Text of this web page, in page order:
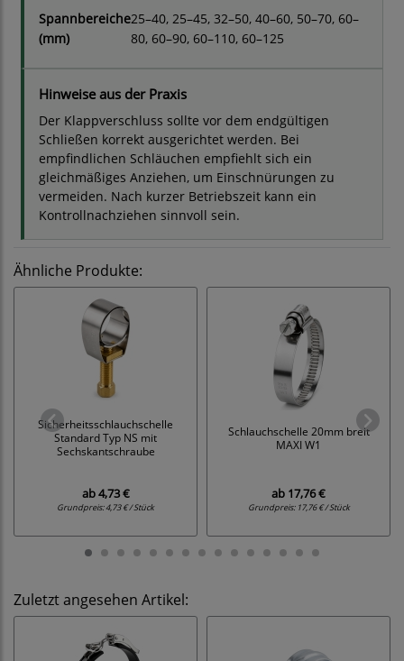
Spannbereiche
(mm)
25–40, 25–45, 32–50, 40–60, 50–70, 60–
80, 60–90, 60–110, 60–125
Hinweise aus der Praxis
Der Klappverschluss sollte vor dem endgültigen
Schließen korrekt ausgerichtet werden. Bei
empfindlichen Schläuchen empfiehlt sich ein
gleichmäßiges Anziehen, um Einschnürungen zu
vermeiden. Nach kurzer Betriebszeit kann ein
Kontrollnachziehen sinnvoll sein.
Ähnliche Produkte:
Sicherheitsschlauchschelle
Standard Typ NS mit
Sechskantschraube
ab4,73 €
Grundpreis:4,73 € / Stück
Schlauchschelle 20mm breit
MAXI W1
ab 17,76 €
Grundpreis: 17,76 € / Stück
Zuletzt angesehen Artikel: